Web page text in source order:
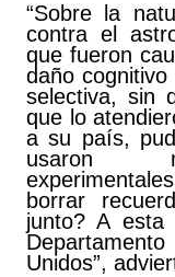
“Sobre la
contra el
que fueron
daño
selectiva, sin
que lo
a su país,
usaron
borrar
junto? A esta
Unidos”,